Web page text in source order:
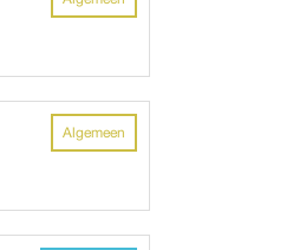
Algemeen